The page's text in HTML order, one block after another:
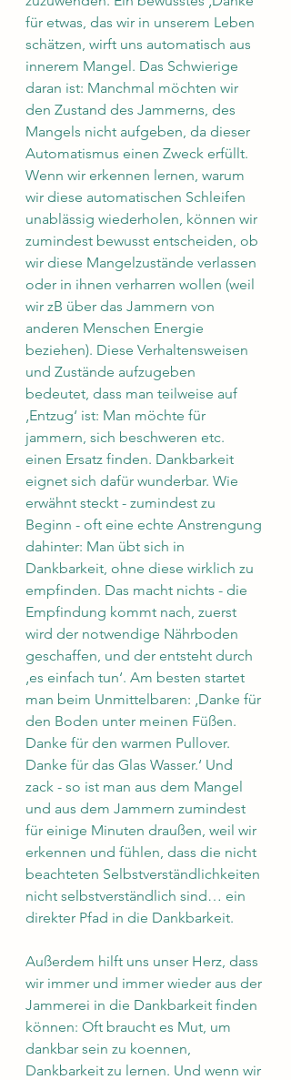
für etwas, das wir in unserem Leben
schätzen, wirft uns automatisch aus
innerem Mangel. Das Schwierige
daran ist: Manchmal möchten wir
den Zustand des Jammerns, des
Mangels nicht aufgeben, da dieser
Automatismus einen Zweck erfüllt.
Wenn wir erkennen lernen, warum
wir diese automatischen Schleifen
unablässig wiederholen, können wir
zumindest bewusst entscheiden, ob
wir diese Mangelzustände verlassen
oder in ihnen verharren wollen (weil
wir zB über das Jammern von
anderen Menschen Energie
beziehen). Diese Verhaltensweisen
und Zustände aufzugeben
bedeutet, dass man teilweise auf
‚Entzug‘ ist: Man möchte für
jammern, sich beschweren etc.
einen Ersatz finden. Dankbarkeit
eignet sich dafür wunderbar. Wie
erwähnt steckt - zumindest zu
Beginn - oft eine echte Anstrengung
dahinter: Man übt sich in
Dankbarkeit, ohne diese wirklich zu
empfinden. Das macht nichts - die
Empfindung kommt nach, zuerst
wird der notwendige Nährboden
geschaffen, und der entsteht durch
‚es einfach tun‘. Am besten startet
man beim Unmittelbaren: ‚Danke für
den Boden unter meinen Füßen.
Danke für den warmen Pullover.
Danke für das Glas Wasser.‘ Und
zack - so ist man aus dem Mangel
und aus dem Jammern zumindest
für einige Minuten draußen, weil wir
erkennen und fühlen, dass die nicht
beachteten Selbstverständlichkeiten
nicht selbstverständlich sind… ein
direkter Pfad in die Dankbarkeit.
Außerdem hilft uns unser Herz, dass
wir immer und immer wieder aus der
Jammerei in die Dankbarkeit finden
können: Oft braucht es Mut, um
dankbar sein zu koennen,
Dankbarkeit zu lernen. Und wenn wir